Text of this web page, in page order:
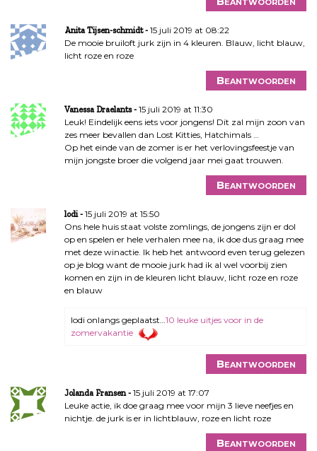
Anita Tijsen-schmidt
15 juli 2019 at 08:22
De mooie bruiloft jurk zijn in 4 kleuren. Blauw, licht blauw,
licht roze en roze
Beantwoorden
Vanessa Draelants
15 juli 2019 at 11:30
Leuk! Eindelijk eens iets voor jongens! Dit zal mijn zoon van
zes meer bevallen dan Lost Kitties, Hatchimals …
Op het einde van de zomer is er het verlovingsfeestje van
mijn jongste broer die volgend jaar mei gaat trouwen.
Beantwoorden
lodi
15 juli 2019 at 15:50
Ons hele huis staat volste zomlings, de jongens zijn er dol
op en spelen er hele verhalen mee na, ik doe dus graag mee
met deze winactie. Ik heb het antwoord even terug gelezen
op je blog want de mooie jurk had ik al wel voorbij zien
komen en zijn in de kleuren licht blauw, licht roze en roze
en blauw
lodi onlangs geplaatst…10 leuke uitjes voor in de
zomervakantie
Beantwoorden
Jolanda Fransen
15 juli 2019 at 17:07
Leuke actie, ik doe graag mee voor mijn 3 lieve neefjes en
nichtje. de jurk is er in lichtblauw, roze en licht roze
Beantwoorden